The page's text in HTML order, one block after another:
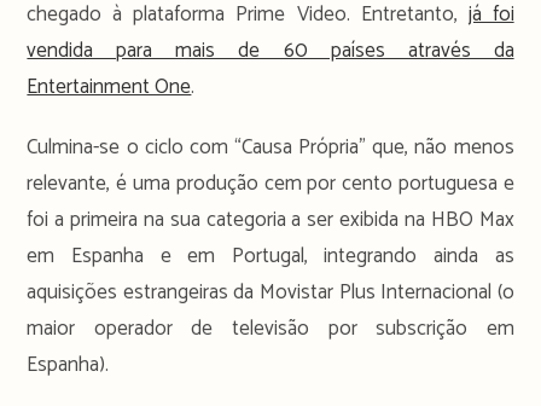
chegado à plataforma Prime Video. Entretanto, já foi
vendida para mais de 60 países através da
Entertainment One.
Culmina-se o ciclo com “Causa Própria” que, não menos
relevante, é uma produção cem por cento portuguesa e
foi a primeira na sua categoria a ser exibida na HBO Max
em Espanha e em Portugal, integrando ainda as
aquisições estrangeiras da Movistar Plus Internacional (o
maior operador de televisão por subscrição em
Espanha).